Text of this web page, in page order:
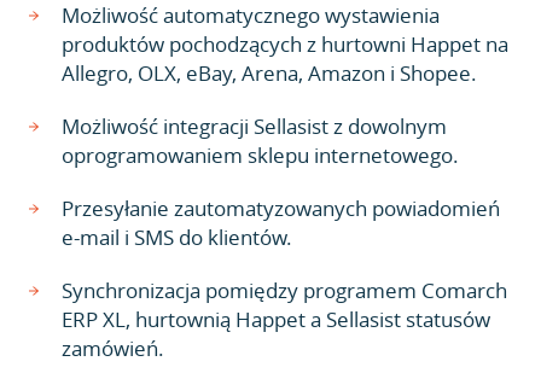
Możliwość automatycznego wystawienia
produktów pochodzących z hurtowni Happet na
Allegro, OLX, eBay, Arena, Amazon i Shopee.
Możliwość integracji Sellasist z dowolnym
oprogramowaniem sklepu internetowego.
Przesyłanie zautomatyzowanych powiadomień
e-mail i SMS do klientów.
Synchronizacja pomiędzy programem Comarch
ERP XL, hurtownią Happet a Sellasist statusów
zamówień.